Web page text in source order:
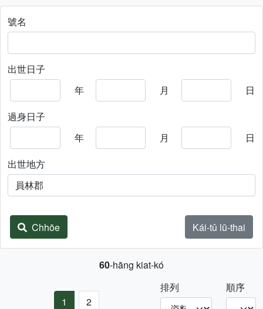
號名
出世日子
年
月
日
過身日子
年
月
日
出世地方
Chhōe Kái-tû lū-thai
60-hāng kiat-kó
1 2
排列 順序